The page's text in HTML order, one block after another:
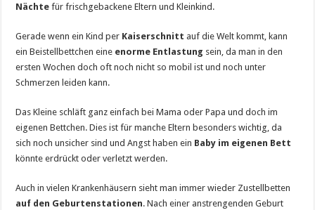
Nächte für frischgebackene Eltern und Kleinkind.
Gerade wenn ein Kind per Kaiserschnitt auf die Welt kommt, kann
ein Beistellbettchen eine enorme Entlastung sein, da man in den
ersten Wochen doch oft noch nicht so mobil ist und noch unter
Schmerzen leiden kann.
Das Kleine schläft ganz einfach bei Mama oder Papa und doch im
eigenen Bettchen. Dies ist für manche Eltern besonders wichtig, da
sich noch unsicher sind und Angst haben ein Baby im eigenen Bett
könnte erdrückt oder verletzt werden.
Auch in vielen Krankenhäusern sieht man immer wieder Zustellbetten
auf den Geburtenstationen. Nach einer anstrengenden Geburt